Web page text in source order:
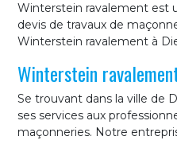
Winterstein ravalement est
devis de travaux de
Winterstein ravalement à
Winterstein
Se trouvant dans la ville de
ses services aux
maçonneries. Notre